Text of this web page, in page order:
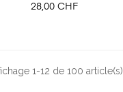
Prix
28,00 CHF
1-12 de 100 article(s)